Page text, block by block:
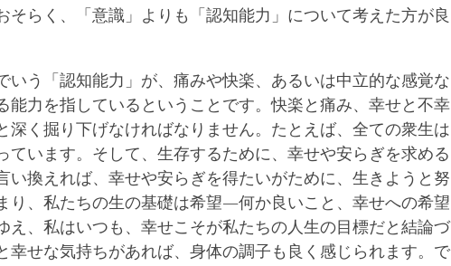
そらく、「意識」よりも「認知能力」について考えた方が良
いう「認知能力」が、痛みや快楽、あるいは中立的な感覚な
能力を指しているということです。快楽と痛み、幸せと不幸
深く掘り下げなければなりません。たとえば、全ての衆生は
ています。そして、生存するために、幸せや安らぎを求める
換えれば、幸せや安らぎを得たいがために、生きようと努
り、私たちの生の基礎は希望―何か良いこと、幸せへの希望
、私はいつも、幸せこそが私たちの人生の目標だと結論づ
幸せな気持ちがあれば、身体の調子も良く感じられます。で